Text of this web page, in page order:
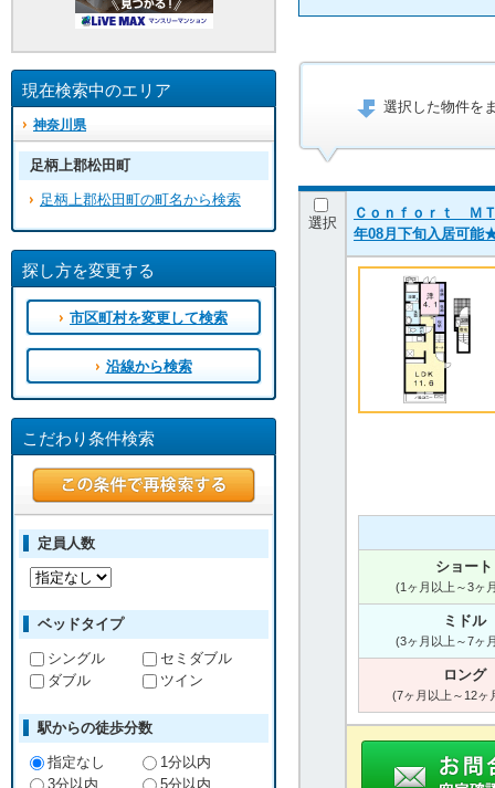
選択した物件を
選択
Ｃｏｎｆｏｒｔ Ｍ
年08月下旬入居可能
ショート
(1ヶ月以上～3ヶ
ミドル
(3ヶ月以上～7ヶ
ロング
(7ヶ月以上～12ヶ
現在検索中のエリア
神奈川県
足柄上郡松田町
足柄上郡松田町の町名から検索
探し方を変更する
市区町村を変更して検索
沿線から検索
こだわり条件検索
定員人数
ベッドタイプ
シングル
セミダブル
ダブル
ツイン
駅からの徒歩分数
指定なし
1分以内
3分以内
5分以内